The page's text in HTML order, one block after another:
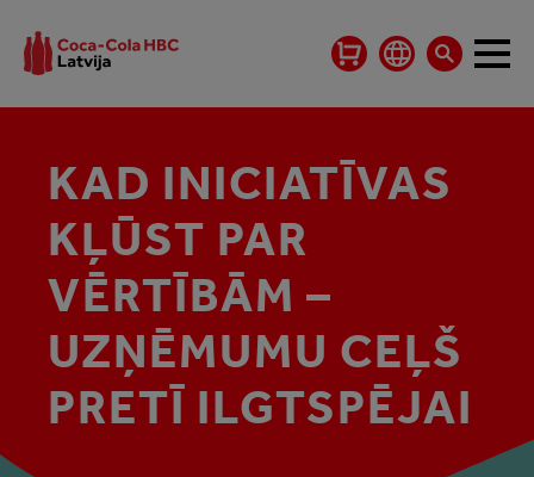
KAD INICIATĪVAS
KĻŪST PAR
VĒRTĪBĀM –
UZŅĒMUMU CEĻŠ
PRETĪ ILGTSPĒJAI